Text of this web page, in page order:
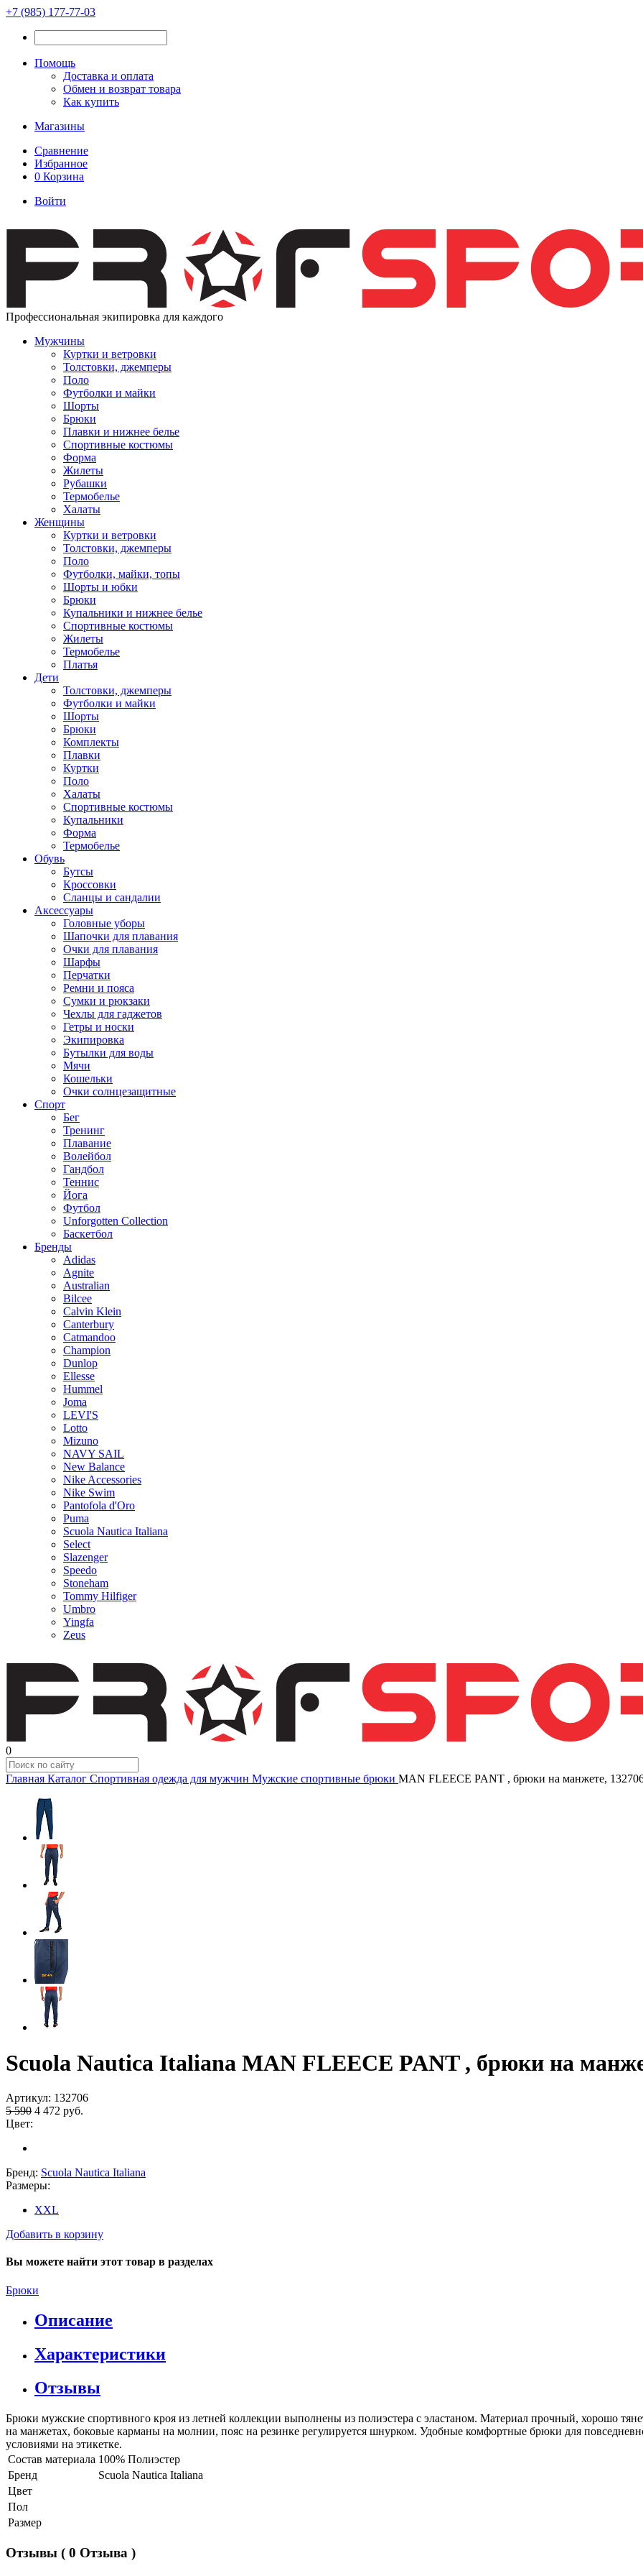
+7 (985) 177-77-03
Помощь
Доставка и оплата
Обмен и возврат товара
Как купить
Магазины
Сравнение
Избранное
0 Корзина
Войти
Профессиональная экипировка для каждого
Мужчины
Куртки и ветровки
Толстовки, джемперы
Поло
Футболки и майки
Шорты
Брюки
Плавки и нижнее белье
Спортивные костюмы
Форма
Жилеты
Рубашки
Термобелье
Халаты
Женщины
Куртки и ветровки
Толстовки, джемперы
Поло
Футболки, майки, топы
Шорты и юбки
Брюки
Купальники и нижнее белье
Спортивные костюмы
Жилеты
Термобелье
Платья
Дети
Толстовки, джемперы
Футболки и майки
Шорты
Брюки
Комплекты
Плавки
Куртки
Поло
Халаты
Спортивные костюмы
Купальники
Форма
Термобелье
Обувь
Бутсы
Кроссовки
Сланцы и сандалии
Аксессуары
Головные уборы
Шапочки для плавания
Очки для плавания
Шарфы
Перчатки
Ремни и пояса
Сумки и рюкзаки
Чехлы для гаджетов
Гетры и носки
Экипировка
Бутылки для воды
Мячи
Кошельки
Очки солнцезащитные
Спорт
Бег
Тренинг
Плавание
Волейбол
Гандбол
Теннис
Йога
Футбол
Unforgotten Collection
Баскетбол
Бренды
Adidas
Agnite
Australian
Bilcee
Calvin Klein
Canterbury
Catmandoo
Champion
Dunlop
Ellesse
Hummel
Joma
LEVI'S
Lotto
Mizuno
NAVY SAIL
New Balance
Nike Accessories
Nike Swim
Pantofola d'Oro
Puma
Scuola Nautica Italiana
Select
Slazenger
Speedo
Stoneham
Tommy Hilfiger
Umbro
Yingfa
Zeus
0
Главная Каталог Спортивная одежда для мужчин Мужские спортивные брюки MAN FLEECE PANT , брюки на манжете,
Scuola Nautica Italiana MAN FLEECE PANT , брюки на
Артикул: 132706
5 590 4 472 руб.
Цвет:
Бренд: Scuola Nautica Italiana
Размеры:
XXL
Добавить в корзину
Вы можете найти этот товар в разделах
Брюки
Описание
Характеристики
Отзывы
Брюки мужские спортивного кроя из летней коллекции выполнены из полиэстера с эластаном. Материал прочный, хорошо
на манжетах, боковые карманы на молнии, пояс на резинке регулируется шнурком. Удобные комфортные брюки для
условиями на этикетке.
Состав материала 100% Полиэстер
Бренд
Scuola Nautica Italiana
Цвет
Пол
Размер
Отзывы ( 0 Отзыва )